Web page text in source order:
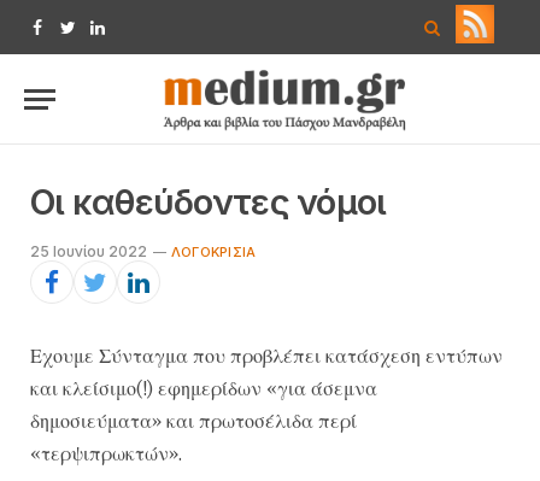
Facebook
TwitterLinkedIn
Οι καθεύδοντες νόμοι
25 Ιουνίου 2022 ΛΟΓΟΚΡΙΣΊΑ
Εχουμε Σύνταγμα που προβλέπει κατάσχεση εντύπων
και κλείσιμο(!) εφημερίδων «για άσεμνα
δημοσιεύματα» και πρωτοσέλιδα περί
«τερψιπρωκτών».